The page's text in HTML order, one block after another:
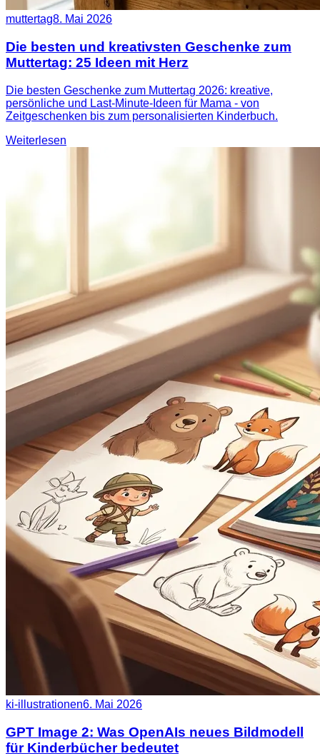
muttertag8. Mai 2026
Die besten und kreativsten Geschenke zum
Muttertag: 25 Ideen mit Herz
Die besten Geschenke zum Muttertag 2026: kreative,
persönliche und Last-Minute-Ideen für Mama - von
Zeitgeschenken bis zum personalisierten Kinderbuch.
Weiterlesen
ki-illustrationen6. Mai 2026
GPT Image 2: Was OpenAIs neues Bildmodell
für Kinderbücher bedeutet